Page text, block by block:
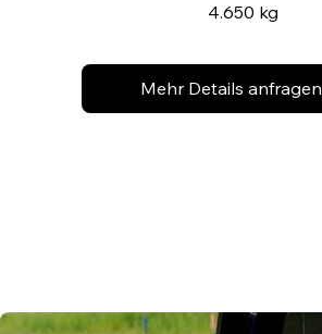
4.650 kg
Mehr Details anfragen